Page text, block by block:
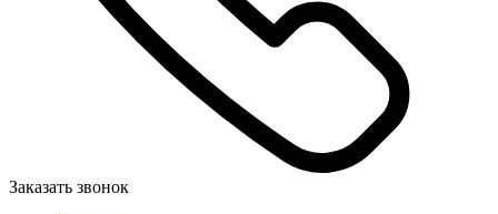
Заказать звонок